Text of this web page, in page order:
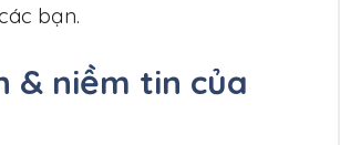
bạn.
& niềm tin của